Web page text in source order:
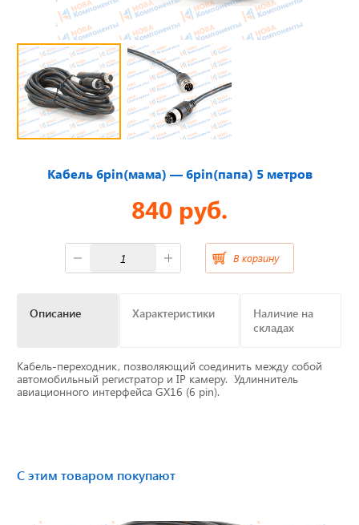
Отвечаем на актуальные
вопросы
GPS и ГЛОНАСС трекеры
Датчики уровня топлива
Тахографы
GPS/GSM Антенны
Кабель 6pin(мама) — 6pin(папа) 5 метров
840 руб.
В корзину
Описание Характеристики
Наличие на
складах
Кабель-переходник, позволяющий соединить между собой
автомобильный регистратор и IP камеру. Удлиннитель
авиационного интерфейса GX16 (6 pin).
С этим товаром покупают